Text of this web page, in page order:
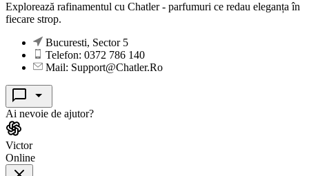
Explorează rafinamentul cu Chatler - parfumuri ce redau eleganța în
fiecare strop.
Bucuresti, Sector 5
Telefon: 0372 786 140
Mail: Support@Chatler.Ro
Ai nevoie de ajutor?
Victor
Online